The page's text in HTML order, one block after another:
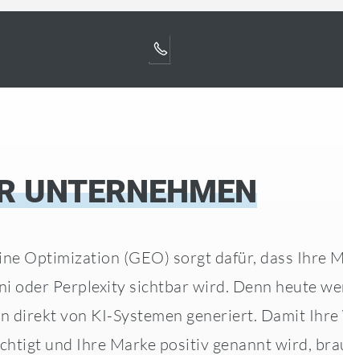
UNTERNEHMEN
Optimization (GEO) sorgt dafür, dass Ihre
oder Perplexity sichtbar wird. Denn heute
direkt von KI-Systemen generiert. Damit
und Ihre Marke positiv genannt wird,